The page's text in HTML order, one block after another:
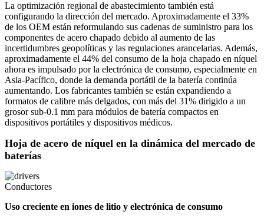
La optimización regional de abastecimiento también está
configurando la dirección del mercado. Aproximadamente el 33%
de los OEM están reformulando sus cadenas de suministro para los
componentes de acero chapado debido al aumento de las
incertidumbres geopolíticas y las regulaciones arancelarias. Además,
aproximadamente el 44% del consumo de la hoja chapado en níquel
ahora es impulsado por la electrónica de consumo, especialmente en
Asia-Pacífico, donde la demanda portátil de la batería continúa
aumentando. Los fabricantes también se están expandiendo a
formatos de calibre más delgados, con más del 31% dirigido a un
grosor sub-0.1 mm para módulos de batería compactos en
dispositivos portátiles y dispositivos médicos.
Hoja de acero de níquel en la dinámica del mercado de
baterías
Conductores
Uso creciente en iones de litio y electrónica de consumo